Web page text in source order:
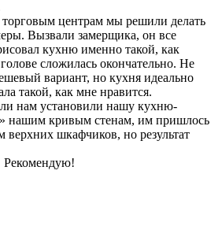
центрам мы решили делать
Вызвали замерщика, он все
кухню именно такой, как
сложилась окончательно. Не
вариант, но кухня идеально
такой, как мне нравится.
нам установили нашу кухню-
нашим кривым стенам, им пришлось
верхних шкафчиков, но результат
Рекомендую!